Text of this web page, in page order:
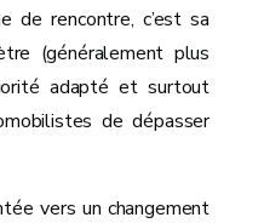
de rencontre, c’est sa
(généralement plus
adapté et surtout
de dépasser
vers un changement